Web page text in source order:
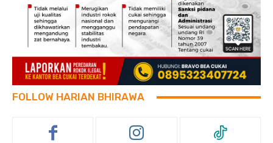
FOLLOW HARIAN BHIRAWA